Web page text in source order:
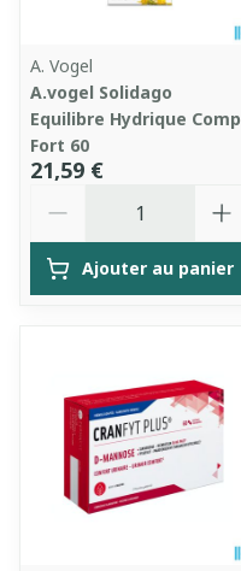
A. Vogel
A.vogel Solidago
Equilibre Hydrique Comp
Fort 60
21,59 €
Ajouter au panier